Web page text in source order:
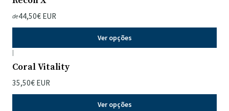
de44,50€ EUR
Ver opções
|
Coral Vitality
35,50€ EUR
Ver opções